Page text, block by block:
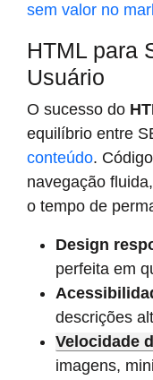
sem valor no
HTML para
Usuário
O sucesso do
equilíbrio entre
conteúdo.
navegação
o tempo de
Design
perfeita em
descrições
Velocidade
imagens,